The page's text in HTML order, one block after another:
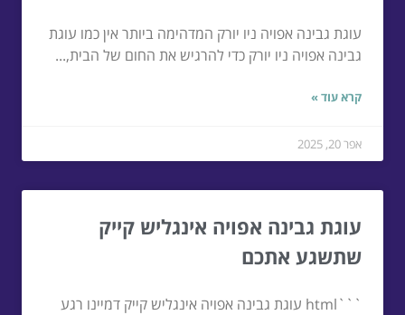
עוגת גבינה אפויה ניו יורק המדהימה ביותר אין כמו עוגת
גבינה אפויה ניו יורק כדי להרגיש את החום של הבית,...
קרא עוד »
אפר 20, 2025
עוגת גבינה אפויה אינגליש קייק
שתשגע אתכם
```html עוגת גבינה אפויה אינגליש קייק דמיינו רגע